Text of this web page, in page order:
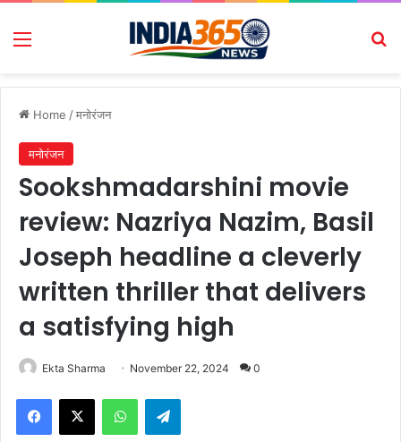
Menu
Home /मनोरंजन
मनोरंजन
Sookshmadarshini movie
review: Nazriya Nazim, Basil
Joseph headline a cleverly
written thriller that delivers
a satisfying high
Ekta Sharma November 22, 2024 0
Facebook
X WhatsAppTelegram